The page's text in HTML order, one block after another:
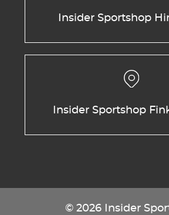
Insider Sportshop
Insider Sportshop
© 2026 Insider